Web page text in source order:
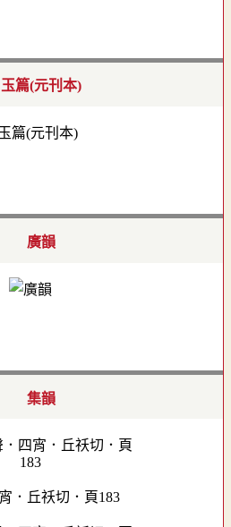
玉篇(元刊本)
廣韻
集韻
．丘祅切．頁183